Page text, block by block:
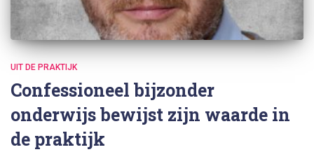
UIT DE PRAKTIJK
Confessioneel bijzonder
onderwijs bewijst zijn waarde in
de praktijk